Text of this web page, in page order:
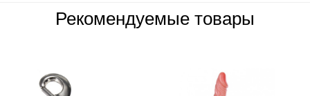
Рекомендуемые товары